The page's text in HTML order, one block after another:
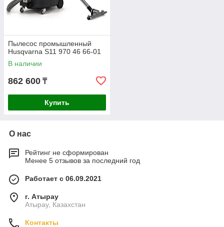
Пылесос промышленный
Husqvarna S11 970 46 66-01
В наличии
862 600 ₸
Купить
О нас
Рейтинг не сформирован
Менее 5 отзывов за последний год
Работает с 06.09.2021
г. Атырау
Атырау, Казахстан
Контакты